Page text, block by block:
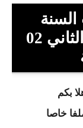
السنة
الاولى 1 ابتدائي الفصل الثاني 02
بكم
خاصا